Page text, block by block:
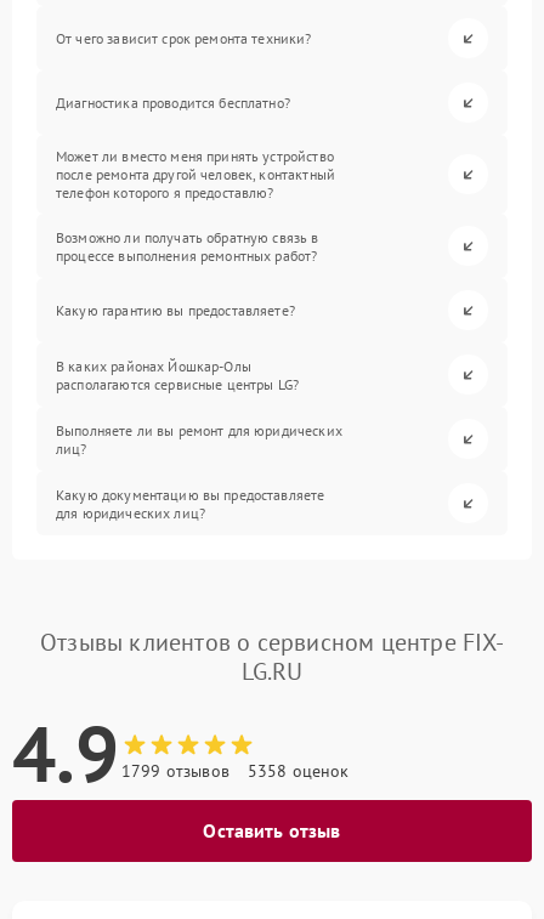
От чего зависит срок ремонта техники?
Диагностика проводится бесплатно?
Может ли вместо меня принять устройство
после ремонта другой человек, контактный
телефон которого я предоставлю?
Возможно ли получать обратную связь в
процессе выполнения ремонтных работ?
Какую гарантию вы предоставляете?
В каких районах Йошкар-Олы
располагаются сервисные центры LG?
Выполняете ли вы ремонт для юридических
лиц?
Какую документацию вы предоставляете
для юридических лиц?
Отзывы клиентов о сервисном центре FIX-
LG.RU
4.9 1799 отзывов 5358 оценок
Оставить отзыв